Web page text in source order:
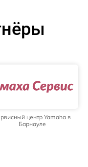
центр Yamaha в
Барнауле